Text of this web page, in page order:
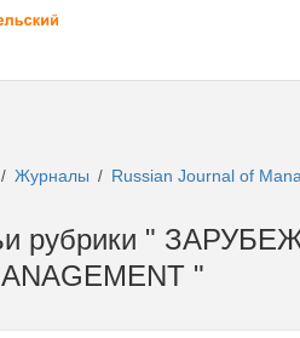
/ Журналы / Russian Journal of
рубрики "
"